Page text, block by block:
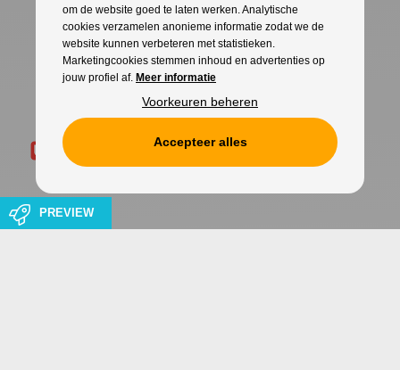
PREVIEW
om de website goed te laten werken. Analytische
cookies verzamelen anonieme informatie zodat we de
website kunnen verbeteren met statistieken.
Marketingcookies stemmen inhoud en advertenties op
jouw profiel af. Meer informatie
Voorkeuren beheren
Accepteer alles